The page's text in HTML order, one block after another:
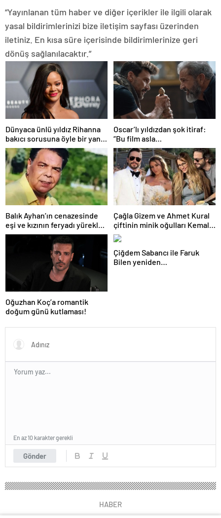
“Yayınlanan tüm haber ve diğer içerikler ile ilgili olarak
yasal bildirimlerinizi bize iletişim sayfası üzerinden
iletiniz. En kısa süre içerisinde bildirimlerinize geri
dönüş sağlanılacaktır.”
Dünyaca ünlü yıldız Rihanna
bakıcı sorusuna öyle bir yanıt
verdi ki! “35 yıl boyunca…”
Oscar’lı yıldızdan şok itiraf:
“Bu film asla
yayınlanmamalıydı!”
Balık Ayhan’ın cenazesinde
eşi ve kızının feryadı yürekleri
dağladı: “Baba kalk canım
Çağla Gizem ve Ahmet Kural
çiftinin minik oğulları Kemal, 1
yaşına bastı! İşte doğum
gününden kareler!
Oğuzhan Koç’a romantik
doğum günü kutlaması!
Çiğdem Sabancı ile Faruk
Bilen yeniden
Gönder
En az 10 karakter gerekli
HABER